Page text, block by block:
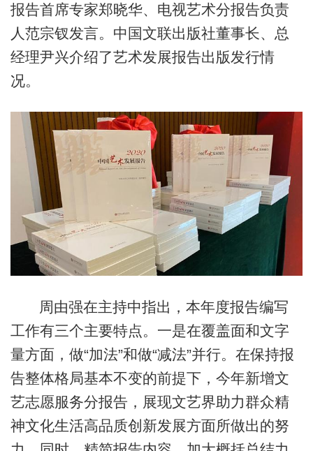
报告首席专家郑晓华、电视艺术分报告负责
人范宗钗发言。中国文联出版社董事长、总
经理尹兴介绍了艺术发展报告出版发行情
况。
周由强在主持中指出，本年度报告编写
工作有三个主要特点。一是在覆盖面和文字
量方面，做“加法”和做“减法”并行。在保持报
告整体格局基本不变的前提下，今年新增文
艺志愿服务分报告，展现文艺界助力群众精
神文化生活高品质创新发展方面所做出的努